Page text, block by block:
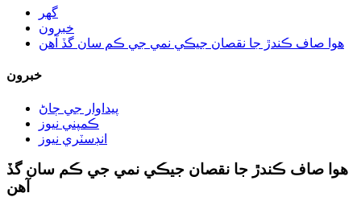
گھر
خبرون
هوا صاف ڪندڙ جا نقصان جيڪي نمي جي ڪم سان گڏ آهن
خبرون
پيداوار جي ڄاڻ
ڪمپني نيوز
انڊسٽري نيوز
هوا صاف ڪندڙ جا نقصان جيڪي نمي جي ڪم سان گڏ
آهن